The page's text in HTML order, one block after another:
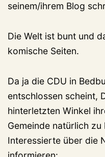
seinem/ihrem Blog
Die Welt ist bunt und
komische Seiten.
Da ja die CDU in
entschlossen scheint,
hinterletzten Winkel
Gemeinde natürlich
Interessierte über die